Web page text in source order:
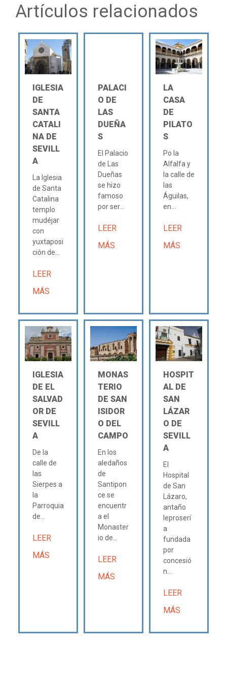
Artículos relacionados
IGLESIA
DE
SANTA
CATALI
NA DE
SEVILL
A
La Iglesia
de Santa
Catalina
templo
mudéjar
con
yuxtaposi
ción de...
LEER
MÁS
PALACI
O DE
LAS
DUEÑA
S
El Palacio
de Las
Dueñas
se hizo
famoso
por ser...
LEER
MÁS
LA
CASA
DE
PILATO
S
Po la
Alfalfa y
la calle de
las
Águilas,
en...
LEER
MÁS
IGLESIA
DE EL
SALVAD
OR DE
SEVILL
A
De la
calle de
las
Sierpes a
la
Parroquia
de...
LEER
MÁS
MONAS
TERIO
DE SAN
ISIDOR
O DEL
CAMPO
En los
aledaños
de
Santipon
ce se
encuentr
a el
Monaster
io de...
LEER
MÁS
HOSPIT
AL DE
SAN
LÁZAR
O DE
SEVILL
A
El
Hospital
de San
Lázaro,
antaño
leproserí
a
fundada
por
concesió
n...
LEER
MÁS